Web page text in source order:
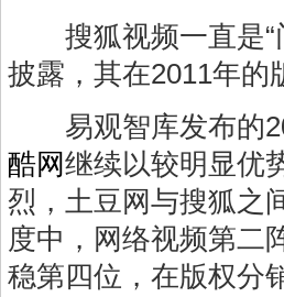
搜狐视频一直是“
披露，其在2011年的
易观智库发布的
酷网继续以较明显优
烈，土豆网与搜狐之
度中，网络视频第二
稳第四位，在版权分